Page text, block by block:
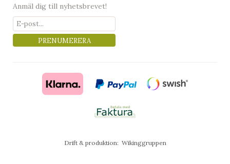
Anmäl dig till nyhetsbrevet!
PRENUMERERA
Drift & produktion: Wikinggruppen